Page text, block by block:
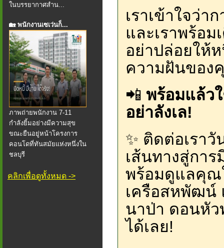
ในบรรยากาศสำน...
🏡 พนักงานเซเว่นก็...
ภาพถ่ายพนักงาน 7-11
กำลังยิ้มอย่างมีความสุข
ขณะยืนอยู่หน้าโครงการ
คอนโดที่ทันสมัยแห่งหนึ่งใน
ชลบุรี
คลิกเพื่อดูทั้งหมด ->
เราเข้าใจว่
และเราพร้อ
อย่าปล่อยให้
ความฝันของ
📲 พร้อมแล้ว
อย่าลังเล!
✨ ติดต่อเรา
เส้นทางสู่กา
พร้อมดูแลคุณ
เครือสหพัฒน์
นาป่า ดอนหัว
ได้เลย!